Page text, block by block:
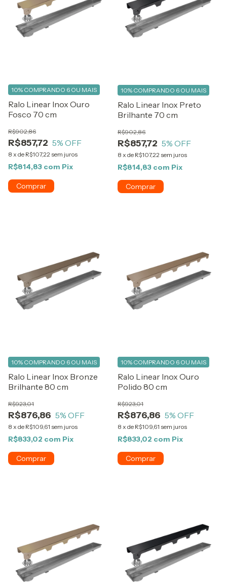
Ralo Linear Inox Ouro
Fosco 70 cm
R$857,72
R$902,86
5% OFF
8 x de R$107,22 sem juros
10% COMPRANDO 6 OU MAIS
R$814,83 com Pix
Ralo Linear Inox Preto
Brilhante 70 cm
R$857,72
R$902,86
5% OFF
8 x de R$107,22 sem juros
10% COMPRANDO 6 OU MAIS
R$814,83 com Pix
Ralo Linear Inox Bronze
Brilhante 80 cm
R$876,86
R$923,01
5% OFF
8 x de R$109,61 sem juros
10% COMPRANDO 6 OU MAIS
R$833,02 com Pix
Ralo Linear Inox Ouro
Polido 80 cm
R$876,86
R$923,01
5% OFF
8 x de R$109,61 sem juros
10% COMPRANDO 6 OU MAIS
R$833,02 com Pix